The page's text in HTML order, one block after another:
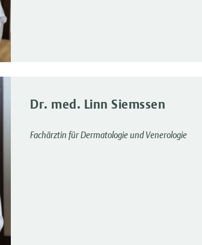
Dr. med. Linn Siemssen
Fachärztin für Dermatologie und Venerologie